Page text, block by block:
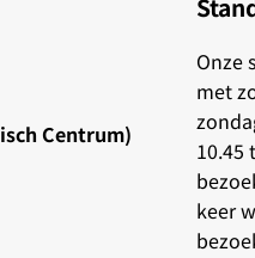
Centrum)
Onze
met
10.45
keer